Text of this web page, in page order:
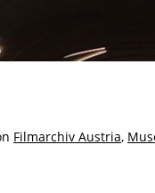
Filmarchiv Austria,